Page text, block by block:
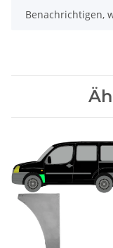
Benachrichtigen,